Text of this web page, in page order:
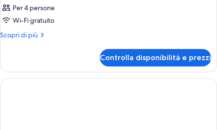
Per 4 persone
Wi-Fi gratuito
Scopri di più
Altri
Controlla disponibilità e prezzi